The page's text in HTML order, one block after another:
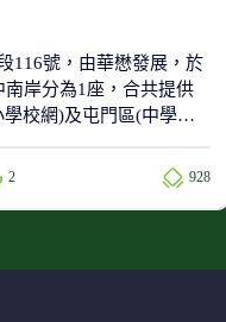
116號，由華懋發展，於
岸分為1座，合共提供
校網)及屯門區(中學校
2 928